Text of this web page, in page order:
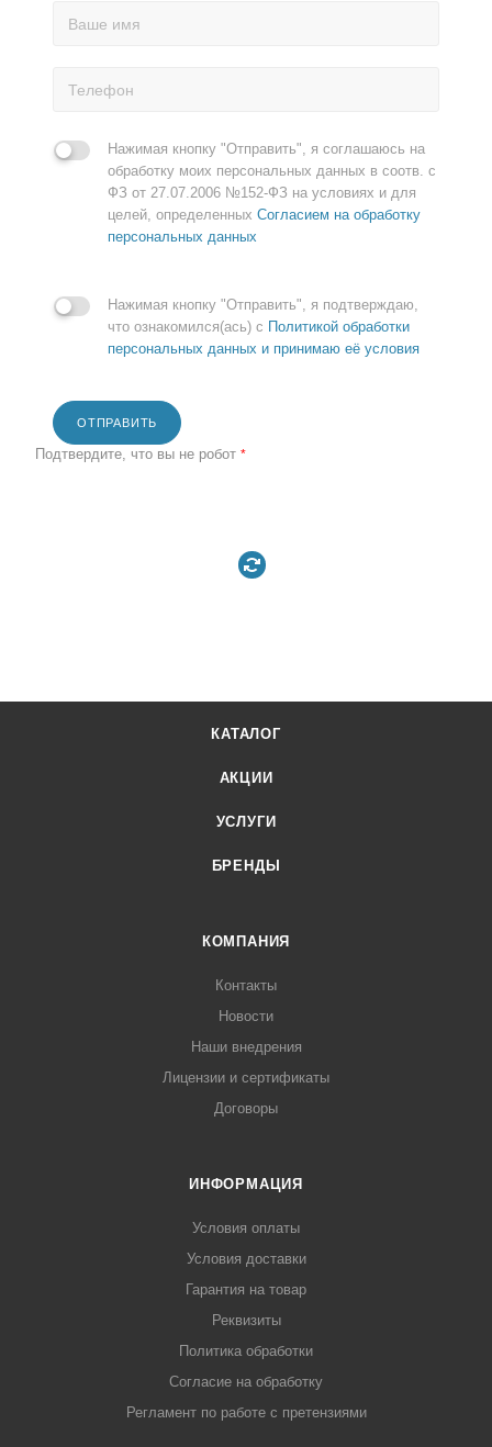
Нажимая кнопку "Отправить", я соглашаюсь на
обработку моих персональных данных в соотв. с
ФЗ от 27.07.2006 №152-ФЗ на условиях и для
целей, определенных Согласием на обработку
персональных данных
Нажимая кнопку "Отправить", я подтверждаю,
что ознакомился(ась) с Политикой обработки
персональных данных и принимаю её условия
ОТПРАВИТЬ
Подтвердите, что вы не робот *
КАТАЛОГ
АКЦИИ
УСЛУГИ
БРЕНДЫ
КОМПАНИЯ
Контакты
Новости
Наши внедрения
Лицензии и сертификаты
Договоры
ИНФОРМАЦИЯ
Условия оплаты
Условия доставки
Гарантия на товар
Реквизиты
Политика обработки
Согласие на обработку
Регламент по работе с претензиями